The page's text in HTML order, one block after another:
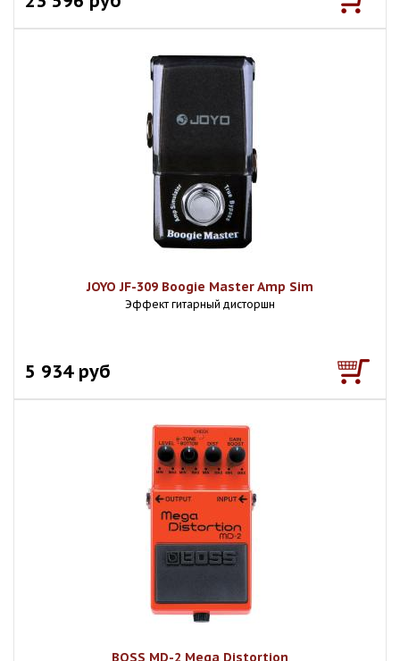
JOYO JF-309 Boogie Master Amp Sim
Эффект гитарный дисторшн
5 934 руб
BOSS MD-2 Mega Distortion